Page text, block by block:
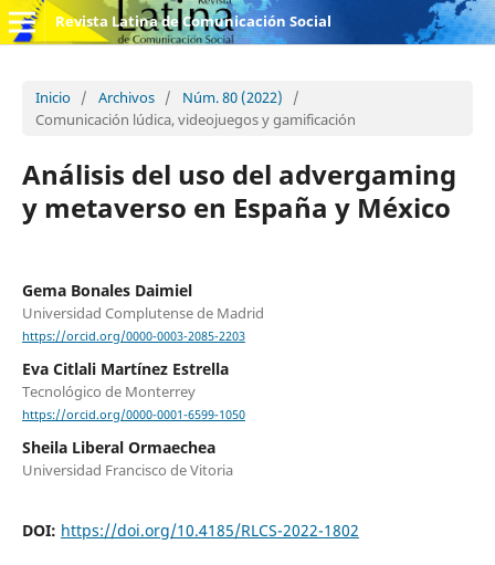
Revista Latina de Comunicación Social
Inicio / Archivos / Núm. 80 (2022)
/
Comunicación lúdica, videojuegos y gamificación
Análisis del uso del advergaming
y metaverso en España y México
Gema Bonales Daimiel
Universidad Complutense de Madrid
https://orcid.org/0000-0003-2085-2203
Eva Citlali Martínez Estrella
Tecnológico de Monterrey
https://orcid.org/0000-0001-6599-1050
Sheila Liberal Ormaechea
Universidad Francisco de Vitoria
DOI: https://doi.org/10.4185/RLCS-2022-1802